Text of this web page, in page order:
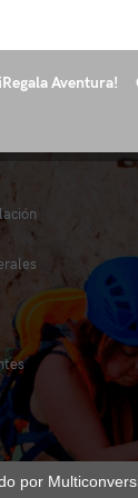
¡Regala Aventura!
por